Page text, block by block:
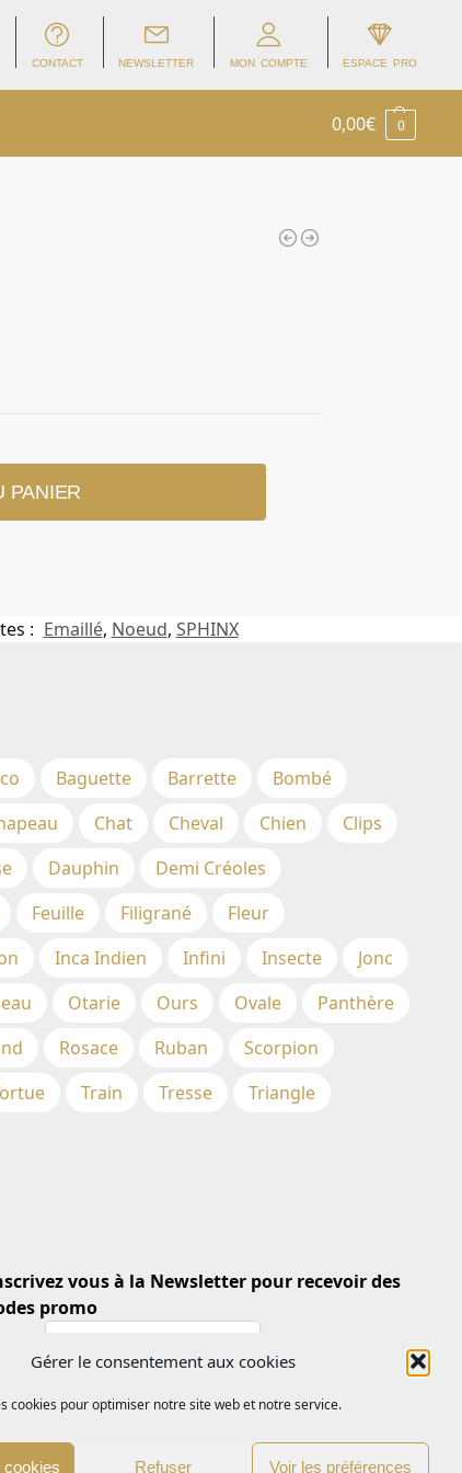
Gérer le consentement aux cookies
cookies pour optimiser notre site web et notre service.
cookies Refuser Voir les préférences
CONTACT NEWSLETTER MON COMPTE ESPACE PRO
0,00€ 0
PANIER
: Emaillé, Noeud, SPHINX
Baguette Barrette
Bombé
Chat Cheval Chien
Clips
Dauphin
Demi Créoles
Feuille Filigrané
Fleur
Inca Indien Infini Insecte
Jonc
Otarie Ours Ovale
Panthère
Rosace Ruban
Scorpion
Train Tresse
Triangle
vous à la Newsletter pour recevoir des
promo